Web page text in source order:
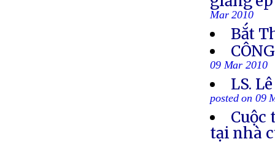
Mar 2010
Bắt
09 Mar 2010
LS.
posted on 09
Cuộc
tại nhà